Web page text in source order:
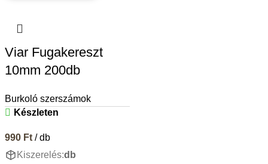
Viar Fugakereszt
10mm 200db
Burkoló szerszámok
Készleten
990 Ft/ db
Kiszerelés:db